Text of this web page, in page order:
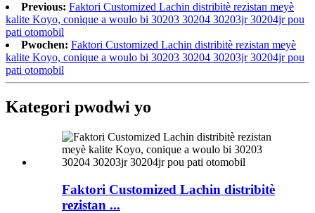
Previous: Faktori Customized Lachin distribitè rezistan meyè
kalite Koyo, conique a woulo bi 30203 30204 30203jr 30204jr pou
pati otomobil
Pwochen: Faktori Customized Lachin distribitè rezistan meyè
kalite Koyo, conique a woulo bi 30203 30204 30203jr 30204jr pou
pati otomobil
Kategori pwodwi yo
Faktori Customized Lachin distribitè
rezistan ...